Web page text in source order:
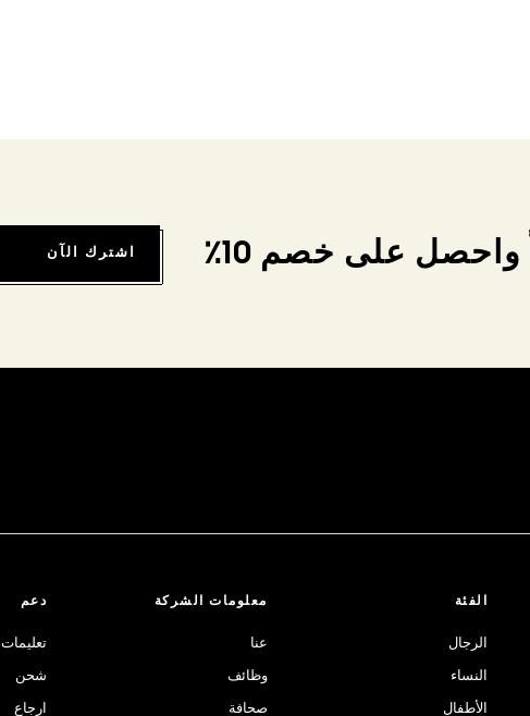
على خصم 10٪ اشترك الآن
الفئة
الرجال
النساء
الأطفال
معلومات الشركة
عنا
وظائف
صحافة
دعم
تعليمات
شحن
ارجاع